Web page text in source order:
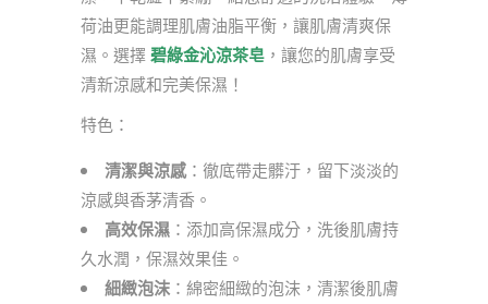
荷油更能調理肌膚油脂平衡，讓肌膚清爽保
濕。選擇碧綠金沁涼茶皂 ，讓您的肌膚享受
清新涼感和完美保濕！
特色：
清潔與涼感：徹底帶走髒汙，留下淡淡的
涼感與香茅清香。
高效保濕 ：添加高保濕成分，洗後肌膚持
久水潤，保濕效果佳。
細緻泡沫 ：綿密細緻的泡沫，清潔後肌膚